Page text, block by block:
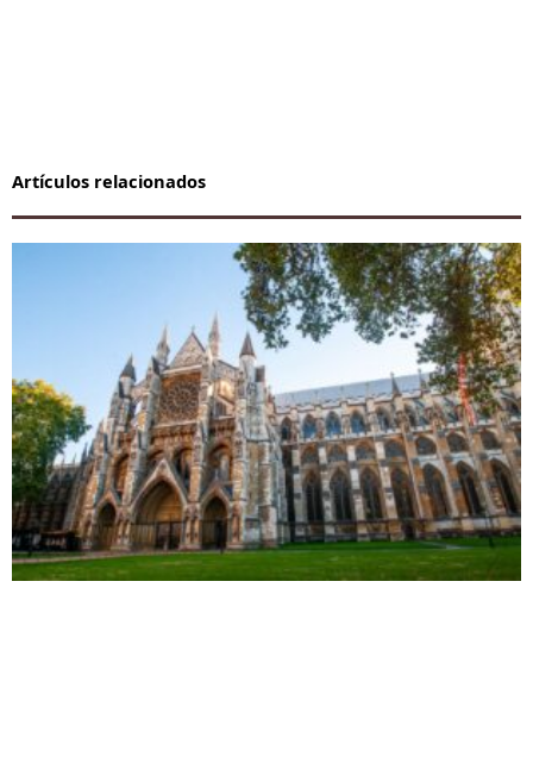
Artículos relacionados